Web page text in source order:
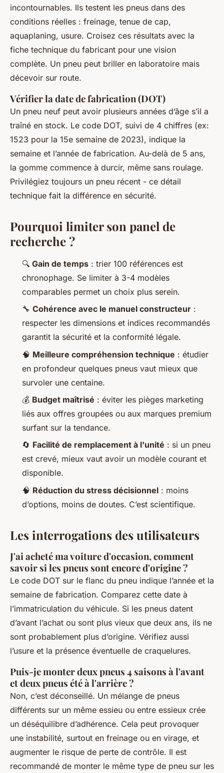
incontournables. Ils testent les pneus dans des
conditions réelles : freinage, tenue de cap,
aquaplaning, usure. Croisez ces résultats avec la
fiche technique du fabricant pour une vision
complète. Un pneu peut briller en laboratoire mais
décevoir sur route.
Vérifier la date de fabrication (DOT)
Un pneu neuf peut avoir plusieurs années d’âge s’il a
traîné en stock. Le code DOT, suivi de 4 chiffres (ex:
1523 pour la 15e semaine de 2023), indique la
semaine et l’année de fabrication. Au-delà de 5 ans,
la gomme commence à durcir, même sans roulage.
Privilégiez toujours un pneu récent - ce détail
technique fait la différence en sécurité.
Pourquoi limiter son panel de
recherche ?
🔍 Gain de temps : trier 100 références est
chronophage. Se limiter à 3-4 modèles
comparables permet un choix plus serein.
🔧 Cohérence avec le manuel constructeur :
respecter les dimensions et indices recommandés
garantit la sécurité et la conformité légale.
🧠 Meilleure compréhension technique : étudier
en profondeur quelques pneus vaut mieux que
survoler une centaine.
💰 Budget maîtrisé : éviter les pièges marketing
liés aux offres groupées ou aux marques premium
surfant sur la tendance.
🔄 Facilité de remplacement à l'unité : si un pneu
est crevé, mieux vaut avoir un modèle courant et
disponible.
🧠 Réduction du stress décisionnel : moins
d’options, moins de doutes. C’est scientifique.
Les interrogations des utilisateurs
J'ai acheté ma voiture d'occasion, comment
savoir si les pneus sont encore d'origine ?
Le code DOT sur le flanc du pneu indique l’année et la
semaine de fabrication. Comparez cette date à
l’immatriculation du véhicule. Si les pneus datent
d’avant l’achat ou sont plus vieux que deux ans, ils ne
sont probablement plus d’origine. Vérifiez aussi
l’usure et la présence éventuelle de craquelures.
Puis-je monter deux pneus 4 saisons à l'avant
et deux pneus été à l'arrière ?
Non, c’est déconseillé. Un mélange de pneus
différents sur un même essieu ou entre essieux crée
un déséquilibre d’adhérence. Cela peut provoquer
une instabilité, surtout en freinage ou en virage, et
augmenter le risque de perte de contrôle. Il est
recommandé de monter le même type de pneu sur les